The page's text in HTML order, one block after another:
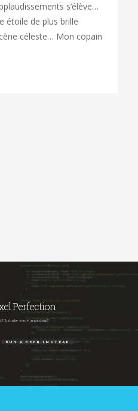
s’élève…
étoile de plus brille
céleste… Mon copain
Perfection
& make some jaws drop?
BUY A BEER INSTEAD